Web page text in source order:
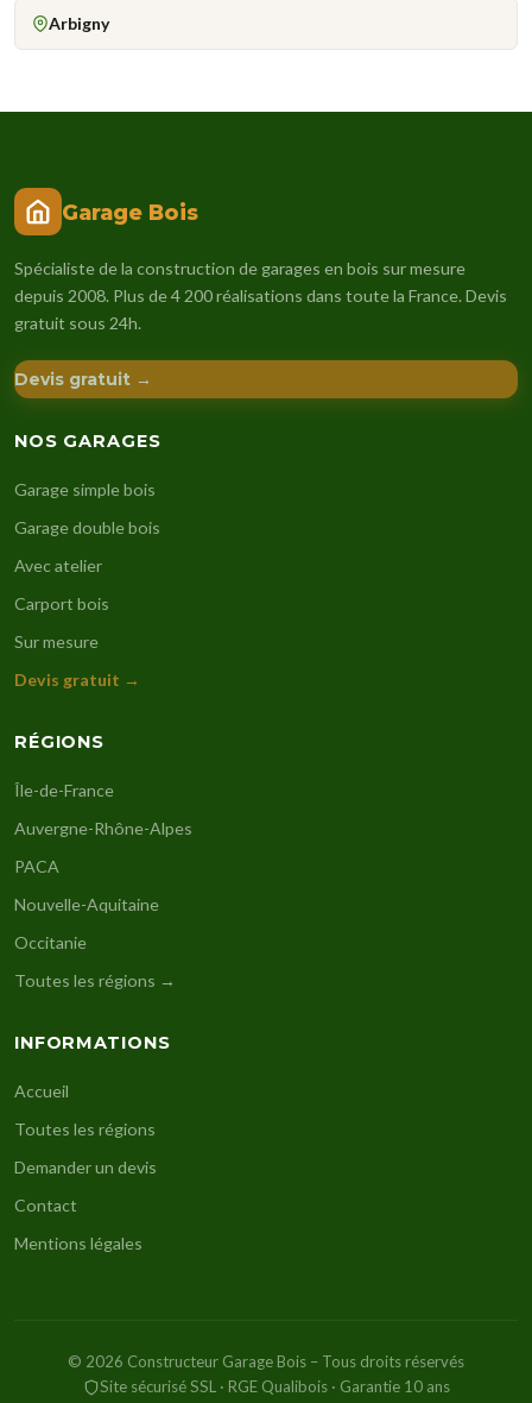
Arbigny
Garage Bois
Spécialiste de la construction de garages en bois sur mesure
depuis 2008. Plus de 4 200 réalisations dans toute la France. Devis
gratuit sous 24h.
Devis gratuit →
NOS GARAGES
Garage simple bois
Garage double bois
Avec atelier
Carport bois
Sur mesure
Devis gratuit →
RÉGIONS
Île-de-France
Auvergne-Rhône-Alpes
PACA
Nouvelle-Aquitaine
Occitanie
Toutes les régions →
INFORMATIONS
Accueil
Toutes les régions
Demander un devis
Contact
Mentions légales
© 2026 Constructeur Garage Bois – Tous droits réservés
Site sécurisé SSL · RGE Qualibois · Garantie 10 ans